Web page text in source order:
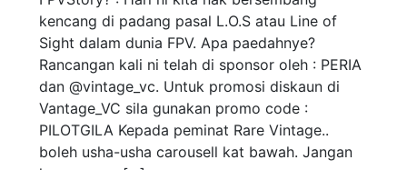
kencang di padang pasal L.O.S atau Line of
Sight dalam dunia FPV. Apa paedahnye?
Rancangan kali ni telah di sponsor oleh : PERIA
dan @vintage_vc. Untuk promosi diskaun di
Vantage_VC sila gunakan promo code :
PILOTGILA Kepada peminat Rare Vintage..
boleh usha-usha carousell kat bawah. Jangan